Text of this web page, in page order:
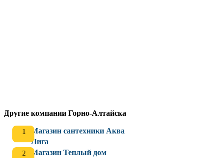
Другие компании Горно-Алтайска
Магазин сантехники Аква
Лига
Магазин Теплый дом